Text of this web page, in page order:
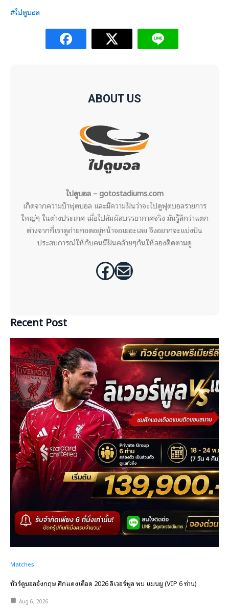
#ไปดูบอล
ABOUT US
ไปดูบอล – gotostadiums.com
เกิดจากความบ้าฟุตบอล และมีความฝันว่าจะไปดูฟุตบอลรายการ
ใหญ่ๆ ในต่างประเทศ เมื่อไปสัมผัสบรรยากาศจริง มันรู้สึกว่าแตก
ต่างจากที่เราดูถ่ายทอดอยู่หน้าจอเยอะเลย จึงอยากจะแบ่งปัน
ประสบการณ์ให้กับคนมีฝันคล้ายๆกันให้ลองติดตามดู
Facebook Mail
Recent Post
Matches
ทัวร์ดูบอลอังกฤษ ศึกแดงเดือด 2026 ลิเวอร์พูล พบ แมนยู (VIP 6 ท่าน)
Aug 6, 2026